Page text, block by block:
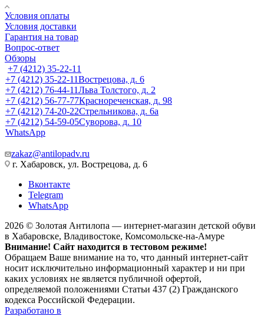
Условия оплаты
Условия доставки
Гарантия на товар
Вопрос-ответ
Обзоры
+7 (4212) 35-22-11
+7 (4212) 35-22-11Вострецова, д. 6
+7 (4212) 76-44-11Льва Толстого, д. 2
+7 (4212) 56-77-77Краснореченская, д. 98
+7 (4212) 74-20-22Стрельникова, д. 6а
+7 (4212) 54-59-05Суворова, д. 10
WhatsApp
zakaz@antilopadv.ru
г. Хабаровск, ул. Вострецова, д. 6
Вконтакте
Telegram
WhatsApp
2026 © Золотая Антилопа — интернет-магазин детской обуви
в Хабаровске, Владивостоке, Комсомольске-на-Амуре
Внимание! Сайт находится в тестовом режиме!
Обращаем Ваше внимание на то, что данный интернет-сайт
носит исключительно информационный характер и ни при
каких условиях не является публичной офертой,
определяемой положениями Статьи 437 (2) Гражданского
кодекса Российской Федерации.
Разработано в